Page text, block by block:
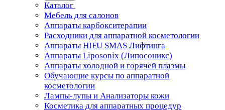
Каталог
Мебель для салонов
Аппараты карбокситерапии
Расходники для аппаратной косметологии
Аппараты HIFU SMAS Лифтинга
Аппараты Liposonix (Липосоникс)
Аппараты холодной и горячей плазмы
Обучающие курсы по аппаратной
косметологии
Лампы-лупы и Анализаторы кожи
Косметика для аппаратных процедур